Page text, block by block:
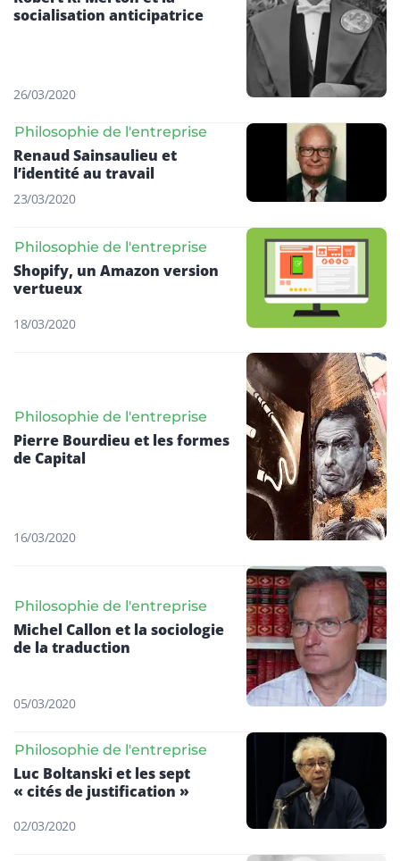
socialisation anticipatrice
26/03/2020
Philosophie de l'entreprise
Renaud Sainsaulieu et
l’identité au travail
23/03/2020
Philosophie de l'entreprise
Shopify, un Amazon version
vertueux
18/03/2020
Philosophie de l'entreprise
Pierre Bourdieu et les formes
de Capital
16/03/2020
Philosophie de l'entreprise
Michel Callon et la sociologie
de la traduction
05/03/2020
Philosophie de l'entreprise
Luc Boltanski et les sept
« cités de justification »
02/03/2020